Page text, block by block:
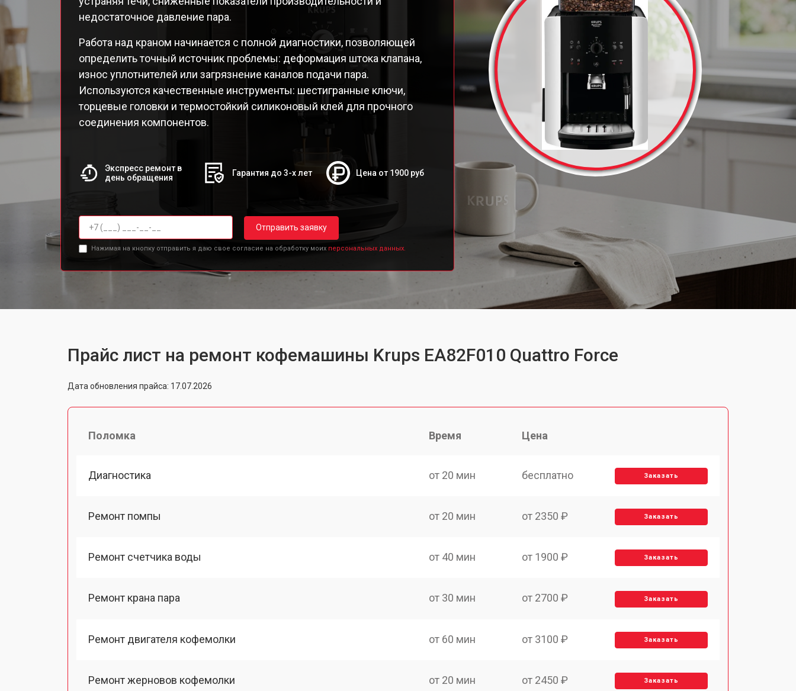
EA829E Latt' Express
EA826E30
EA826E Espresseria
EA819N Arabica
Quattro Force Evidence
недостаточное давление пара.
Работа над краном начинается с полной диагностики, позволяющей
определить точный источник проблемы: деформация штока клапана,
износ уплотнителей или загрязнение каналов подачи пара.
Используются качественные инструменты: шестигранные ключи,
торцевые головки и термостойкий силиконовый клей для прочного
соединения компонентов.
Экспресс ремонт в
день обращения
Гарантия до 3-х лет Цена от 1900 руб
Отправить заявку
Нажимая на кнопку отправить я даю свое согласие на обработку моих персональных данных.
Прайс лист на ремонт кофемашины Krups EA82F010 Quattro Force
Дата обновления прайса: 17.07.2026
Поломка Время Цена
Диагностика от 20 мин бесплатно Заказать
Ремонт помпы от 20 мин от 2350 ₽ Заказать
Ремонт счетчика воды от 40 мин от 1900 ₽ Заказать
Ремонт крана пара от 30 мин от 2700 ₽ Заказать
Ремонт двигателя кофемолки от 60 мин от 3100 ₽ Заказать
Ремонт жерновов кофемолки от 20 мин от 2450 ₽ Заказать